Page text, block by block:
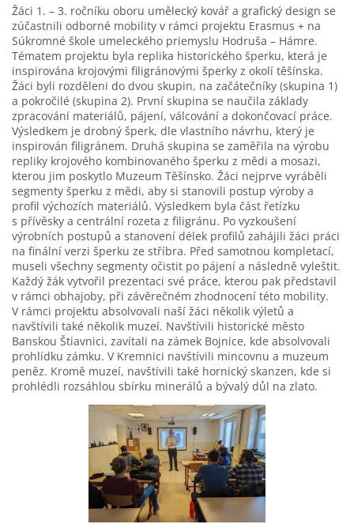
Žáci 1. – 3. ročníku oboru umělecký kovář a grafický design se
zúčastnili odborné mobility v rámci projektu Erasmus + na
Súkromné škole umeleckého priemyslu Hodruša – Hámre.
Tématem projektu byla replika historického šperku, která je
inspirována krojovými filigránovými šperky z okolí těšínska.
Žáci byli rozděleni do dvou skupin, na začátečníky (skupina 1)
a pokročilé (skupina 2). První skupina se naučila základy
zpracování materiálů, pájení, válcování a dokončovací práce.
Výsledkem je drobný šperk, dle vlastního návrhu, který je
inspirován filigránem. Druhá skupina se zaměřila na výrobu
repliky krojového kombinovaného šperku z mědi a mosazi,
kterou jim poskytlo Muzeum Těšínsko. Žáci nejprve vyráběli
segmenty šperku z mědi, aby si stanovili postup výroby a
profil výchozích materiálů. Výsledkem byla část řetízku
s přívěsky a centrální rozeta z filigránu. Po vyzkoušení
výrobních postupů a stanovení délek profilů zahájili žáci práci
na finální verzi šperku ze stříbra. Před samotnou kompletací,
museli všechny segmenty očistit po pájení a následně vyleštit.
Každý žák vytvořil prezentaci své práce, kterou pak představil
v rámci obhajoby, při závěrečném zhodnocení této mobility.
V rámci projektu absolvovali naší žáci několik výletů a
navštívili také několik muzeí. Navštívili historické město
Banskou Štiavnici, zavítali na zámek Bojnice, kde absolvovali
prohlídku zámku. V Kremnici navštívili mincovnu a muzeum
peněz. Kromě muzeí, navštívili také hornický skanzen, kde si
prohlédli rozsáhlou sbírku minerálů a bývalý důl na zlato.